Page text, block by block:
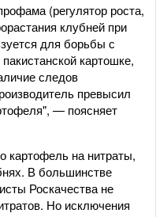
(регулятор роста,
клубней при
для борьбы с
картошке,
следов
превысил
— поясняет
картофель на нитраты,
В большинстве
Роскачества не
Но исключения